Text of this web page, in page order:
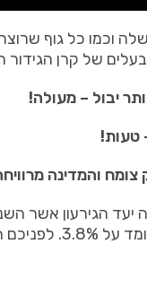
וכמו כל גוף
בעלים של קרן הגידור
יבול – מעולה!
טעות!
והמדינה
יעד הגירעון אשר
על 3.8%. לפניכם